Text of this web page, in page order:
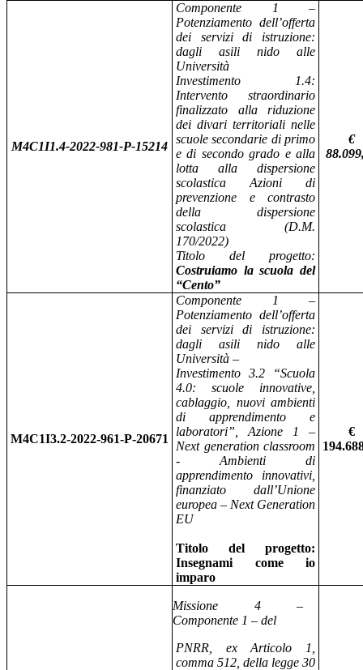
M4C1I1.4-2022-981-P-15214
Componente 1 –
Potenziamento dell’offerta
dei servizi di istruzione:
dagli asili nido alle
Università
Investimento 1.4:
Intervento straordinario
finalizzato alla riduzione
dei divari territoriali nelle
scuole secondarie di primo
e di secondo grado e alla
lotta alla dispersione
scolastica Azioni di
prevenzione e contrasto
della dispersione
scolastica (D.M.
170/2022)
Titolo del progetto:
Costruiamo la scuola del
“Cento”
€
M4C1I3.2-2022-961-P-20671
Componente 1 –
Potenziamento dell’offerta
dei servizi di istruzione:
dagli asili nido alle
Università –
Investimento 3.2 “Scuola
4.0: scuole innovative,
cablaggio, nuovi ambienti
di apprendimento e
laboratori”, Azione 1 –
Next generation classroom
- Ambienti di
apprendimento innovativi,
finanziato dall’Unione
europea – Next Generation
EU
Titolo del progetto:
Insegnami come io
imparo
€
Missione 4 –
Componente 1 – del
PNRR, ex Articolo 1,
comma 512, della legge 30